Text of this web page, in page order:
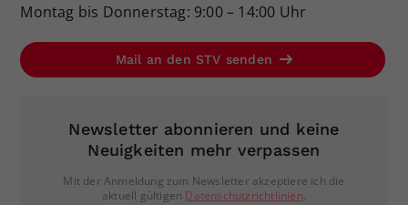
Montag bis Donnerstag: 9:00 – 14:00 Uhr
Mail an den STV senden
Newsletter abonnieren und keine
Neuigkeiten mehr verpassen
Mit der Anmeldung zum Newsletter akzeptiere ich die
aktuell gültigen Datenschutzrichtlinien.